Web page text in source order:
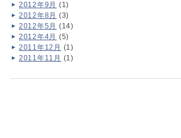
2012年9月 (1)
2012年8月 (3)
2012年5月 (14)
2012年4月 (5)
2011年12月 (1)
2011年11月 (1)